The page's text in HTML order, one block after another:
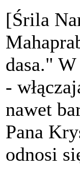
[Śrila
dasa."
-
nawet
Pana
odnosi